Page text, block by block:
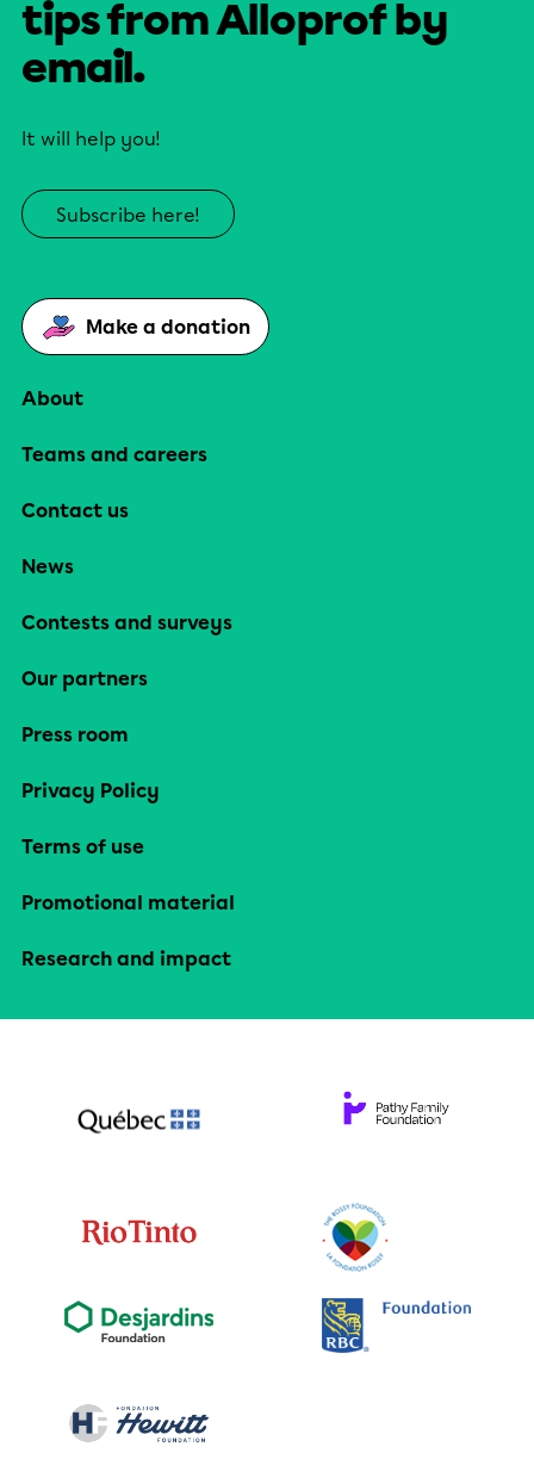
tips from Alloprof by
email.
It will help you!
Subscribe here!
Make a donation
About
Teams and careers
Contact us
News
Contests and surveys
Our partners
Press room
Privacy Policy
Terms of use
Promotional material
Research and impact